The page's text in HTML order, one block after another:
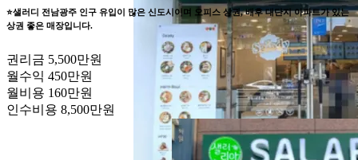
⭐샐러디 전남광주 인구 유입이 많은 신도시이며 오피스 상권, 배후 대단지 아파트가 있는
상권 좋은 매장입니다.
권리금 5,500만원
월수익 450만원
월비용 160만원
인수비용 8,500만원